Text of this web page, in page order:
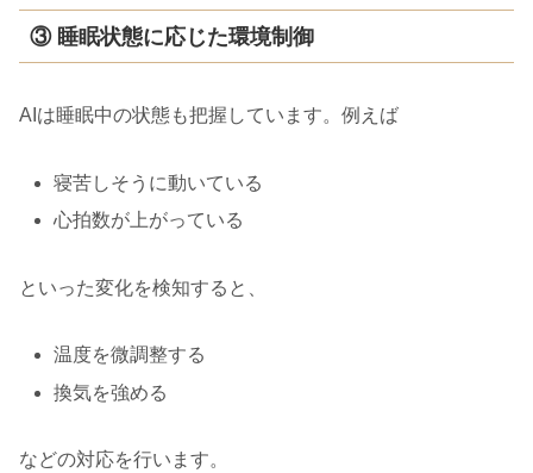
③ 睡眠状態に応じた環境制御
AIは睡眠中の状態も把握しています。例えば
寝苦しそうに動いている
心拍数が上がっている
といった変化を検知すると、
温度を微調整する
換気を強める
などの対応を行います。